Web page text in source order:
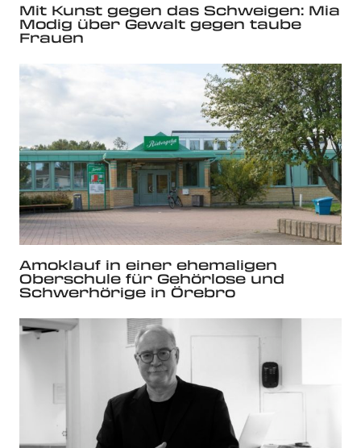
Mit Kunst gegen das Schweigen: Mia
Modig über Gewalt gegen taube
Frauen
Amoklauf in einer ehemaligen
Oberschule für Gehörlose und
Schwerhörige in Örebro